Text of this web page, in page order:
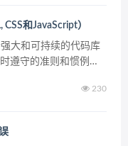
和JavaScript）
大和可持续的代码库
遵守的准则和惯例，
质量。在 ...
230